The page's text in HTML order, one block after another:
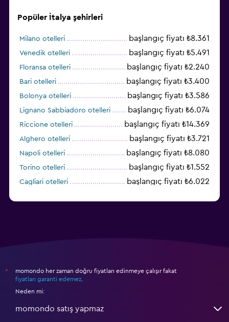
Popüler İtalya şehirleri
Milano otelleri başlangıç fiyatı ₺8.361
Venedik otelleri başlangıç fiyatı ₺5.491
Floransa otelleri başlangıç fiyatı ₺2.240
Bari otelleri başlangıç fiyatı ₺3.400
Bolonya otelleri başlangıç fiyatı ₺3.586
Lignano Sabbiadoro otelleri başlangıç fiyatı ₺6.074
Riccione otelleri başlangıç fiyatı ₺14.369
Alghero otelleri başlangıç fiyatı ₺3.721
Napoli otelleri başlangıç fiyatı ₺8.080
Torino otelleri başlangıç fiyatı ₺1.552
Cagliari otelleri başlangıç fiyatı ₺6.022
*
momondo her zaman doğru fiyatları edinmeye çalışır fakat
fiyatları garanti edemez
Neden mi:
momondo satış yapmaz